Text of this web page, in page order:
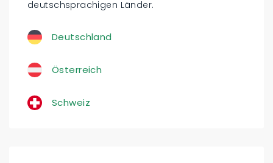
deutschsprachigen Länder.
Deutschland
Österreich
Schweiz